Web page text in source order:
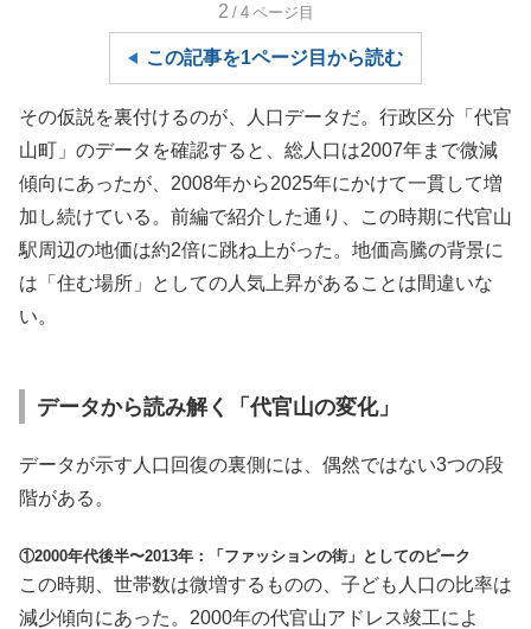
2 /4 ページ目
この記事を1ページ目から読む
その仮説を裏付けるのが、人口データだ。行政区分「代官
山町」のデータを確認すると、総人口は2007年まで微減
傾向にあったが、2008年から2025年にかけて一貫して増
加し続けている。前編で紹介した通り、この時期に代官山
駅周辺の地価は約2倍に跳ね上がった。地価高騰の背景に
は「住む場所」としての人気上昇があることは間違いな
い。
データから読み解く「代官山の変化」
データが示す人口回復の裏側には、偶然ではない3つの段
階がある。
①2000年代後半〜2013年：「ファッションの街」としてのピーク
この時期、世帯数は微増するものの、子ども人口の比率は
減少傾向にあった。2000年の代官山アドレス竣工によ